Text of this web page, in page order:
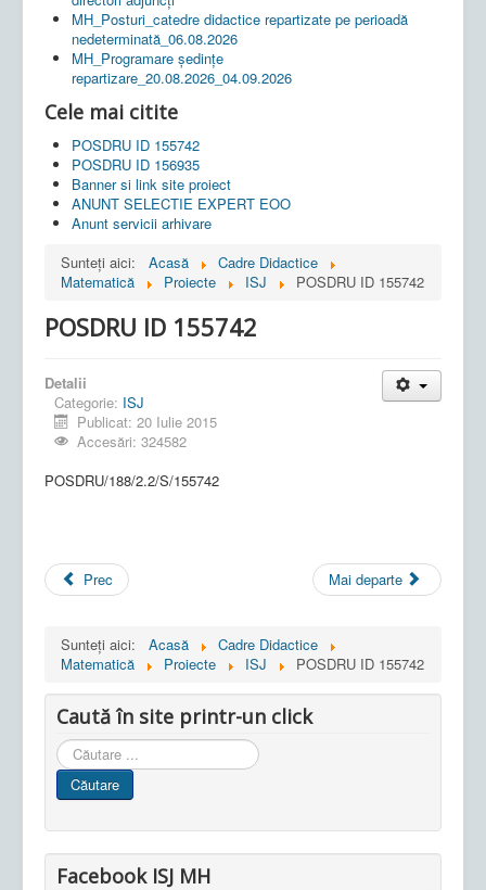
MH_Posturi_catedre didactice repartizate pe perioadă
nedeterminată_06.08.2026
MH_Programare ședințe
repartizare_20.08.2026_04.09.2026
Cele mai citite
POSDRU ID 155742
POSDRU ID 156935
Banner si link site proiect
ANUNT SELECTIE EXPERT EOO
Anunt servicii arhivare
Sunteți aici:
Acasă
Cadre Didactice
Matematică
Proiecte ISJ POSDRU ID 155742
POSDRU ID 155742
Detalii
Categorie: ISJ
Publicat: 20 Iulie 2015
Accesări: 324582
POSDRU/188/2.2/S/155742
Prec Mai departe
Sunteți aici: Acasă
Cadre Didactice
Matematică
Proiecte ISJ POSDRU ID 155742
Caută în site printr-un click
Cauta
in
site
Căutare
Facebook ISJ MH